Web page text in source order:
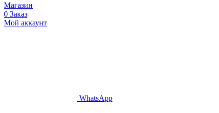
Магазин
0 Заказ
Мой аккаунт
WhatsApp